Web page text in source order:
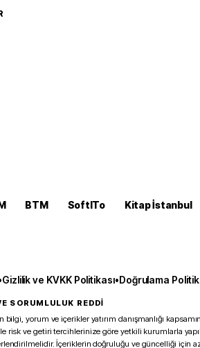
BTM SoftITo Kitap İstanbul
Gizlilik ve KVKK Politikası•Doğrulama
SORUMLULUK REDDİ
bilgi, yorum ve içerikler yatırım danışmanlığı
risk ve getiri tercihlerinize göre yetkili kurumlarla
İçeriklerin doğruluğu ve güncelliği için